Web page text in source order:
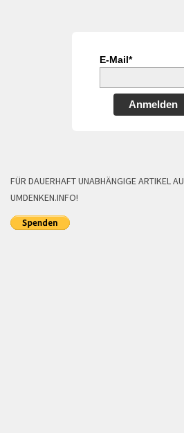
E-Mail*
Anmelden
FÜR DAUERHAFT UNABHÄNGIGE ARTIKEL
UMDENKEN.INFO!